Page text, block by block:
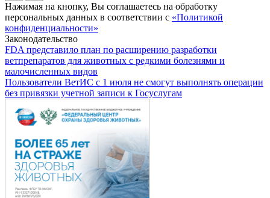
Нажимая на кнопку, Вы соглашаетесь на обработку
персональных данных в соответствии с «Политикой
конфиденциальности»
Законодательство
FDA представило план по расширению разработки
ветпрепаратов для животных с редкими болезнями и
малочисленных видов
Пользователи ВетИС с 1 июля не смогут выполнять операции
без привязки учетной записи к Госуслугам